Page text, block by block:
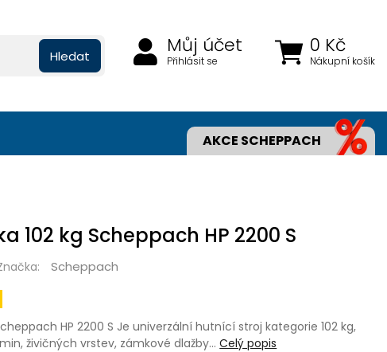
0 Kč
Nákupní košík
Můj účet
Přihlásit se
Hledat
AKCE SCHEPPACH
102 kg Scheppach HP 2200 S
Scheppach
HP 2200 S Je univerzální hutnící stroj kategorie 102 kg,
živičných vrstev, zámkové dlažby…Celý popis